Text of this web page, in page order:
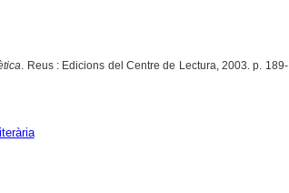
. Reus : Edicions del Centre de Lectura, 2003. p. 189-